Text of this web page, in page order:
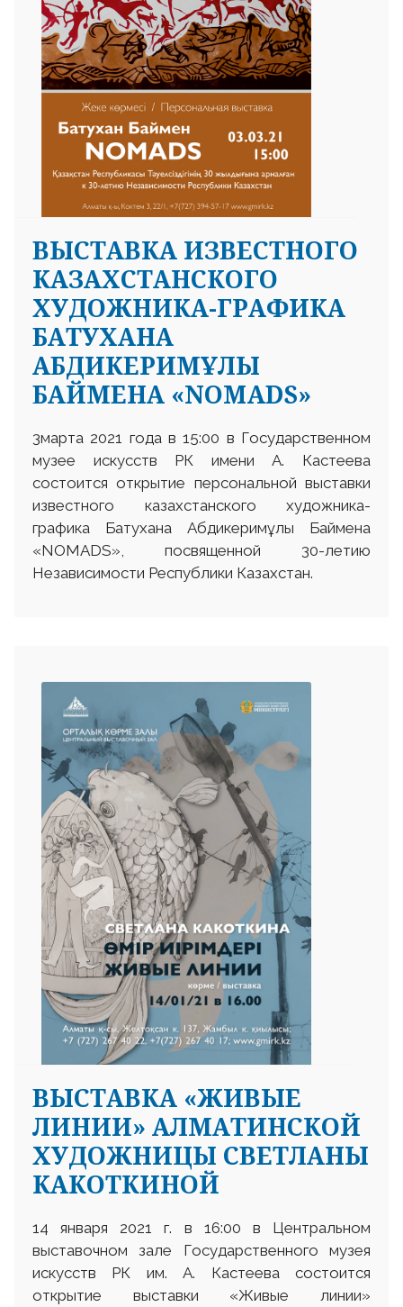
ВЫСТАВКА ИЗВЕСТНОГО
КАЗАХСТАНСКОГО
ХУДОЖНИКА-ГРАФИКА
БАТУХАНА
АБДИКЕРИМҰЛЫ
БАЙМЕНА «NOMADS»
3марта 2021 года в 15:00 в Государственном
музее искусств РК имени А. Кастеева
состоится открытие персональной выставки
известного казахстанского художника-
графика Батухана Абдикеримұлы Баймена
«NOMADS», посвященной 30-летию
Независимости Республики Казахстан.
ВЫСТАВКА «ЖИВЫЕ
ЛИНИИ» АЛМАТИНСКОЙ
ХУДОЖНИЦЫ СВЕТЛАНЫ
КАКОТКИНОЙ
14 января 2021 г. в 16:00 в Центральном
выставочном зале Государственного музея
искусств РК им. А. Кастеева состоится
открытие выставки «Живые линии»